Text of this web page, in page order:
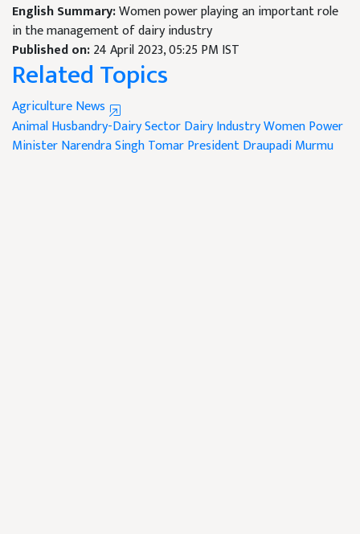
English Summary:Women power playing an important role
in the management of dairy industry
Published on:24 April 2023, 05:25 PM IST
Related Topics
Agriculture News
Animal Husbandry-Dairy SectorDairy IndustryWomen Power
Minister Narendra Singh TomarPresident Draupadi Murmu